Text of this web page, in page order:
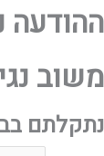
משוב
נתקלתם